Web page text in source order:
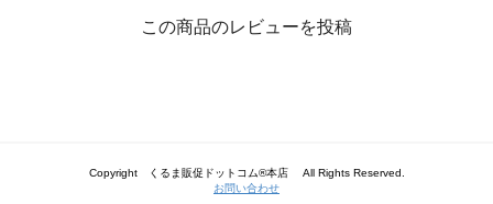
この商品のレビューを投稿
Copyright くるま販促ドットコム®本店 All Rights Reserved.
お問い合わせ